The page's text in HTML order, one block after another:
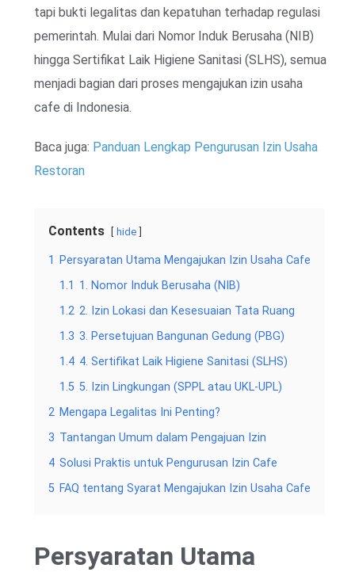
tapi bukti legalitas dan kepatuhan terhadap regulasi
pemerintah. Mulai dari Nomor Induk Berusaha (NIB)
hingga Sertifikat Laik Higiene Sanitasi (SLHS), semua
menjadi bagian dari proses mengajukan izin usaha
cafe di Indonesia.
Baca juga: Panduan Lengkap Pengurusan Izin Usaha
Restoran
Contents hide
1
Persyaratan Utama Mengajukan Izin Usaha Cafe
1.1 1. Nomor Induk Berusaha (NIB)
1.2 2. Izin Lokasi dan Kesesuaian Tata Ruang
1.3 3. Persetujuan Bangunan Gedung (PBG)
1.4 4. Sertifikat Laik Higiene Sanitasi (SLHS)
1.5 5. Izin Lingkungan (SPPL atau UKL-UPL)
2 Mengapa Legalitas Ini Penting?
3 Tantangan Umum dalam Pengajuan Izin
4 Solusi Praktis untuk Pengurusan Izin Cafe
5 FAQ tentang Syarat Mengajukan Izin Usaha Cafe
Persyaratan Utama